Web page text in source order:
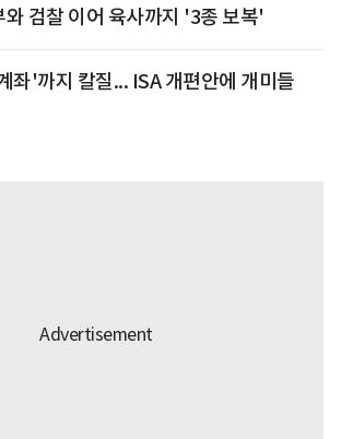
검찰 이어 육사까지 '3종 보복'
좌'까지 칼질... ISA 개편안에 개미들